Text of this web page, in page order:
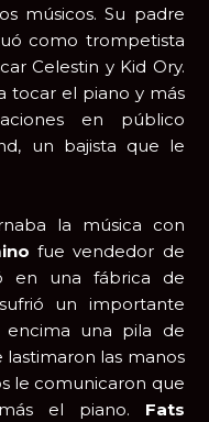
músicos. Su padre
como trompetista
Celestin y Kid Ory.
tocar el piano y más
en público
un bajista que le
la música con
fue vendedor de
en una fábrica de
un importante
encima una pila de
lastimaron las manos
le comunicaron que
el piano. Fats